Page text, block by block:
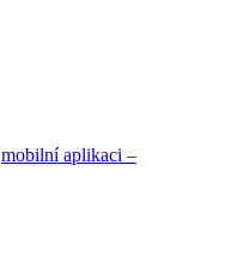
mobilní aplikaci –